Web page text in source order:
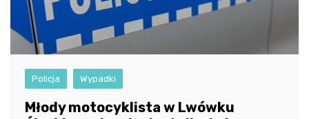
Policja Wypadki
Młody motocyklista w Lwówku